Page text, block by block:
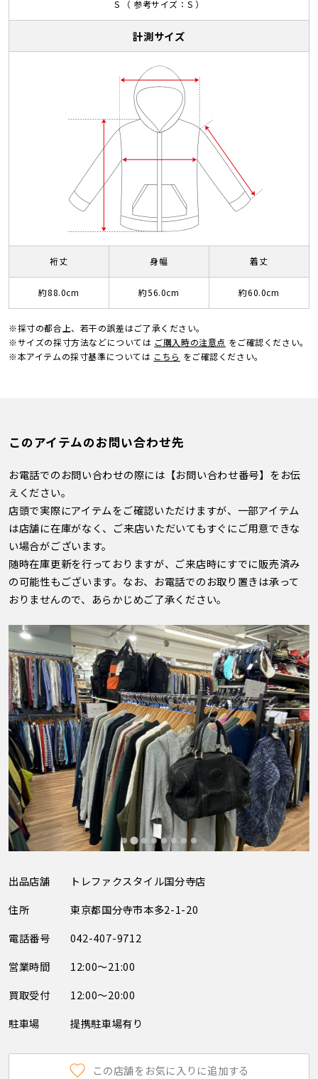
S （ 参考サイズ：S ）
計測サイズ
裄丈
約88.0cm
身幅
約56.0cm
着丈
約60.0cm
※採寸の都合上、若干の誤差はご了承ください。
※サイズの採寸方法などについては ご購入時の注意点 をご確認ください。
※本アイテムの採寸基準については こちら をご確認ください。
このアイテムのお問い合わせ先
お電話でのお問い合わせの際には【お問い合わせ番号】をお伝
えください。
店頭で実際にアイテムをご確認いただけますが、一部アイテム
は店舗に在庫がなく、ご来店いただいてもすぐにご用意できな
い場合がございます。
随時在庫更新を行っておりますが、ご来店時にすでに販売済み
の可能性もございます。なお、お電話でのお取り置きは承って
おりませんので、あらかじめご了承ください。
出品店舗
トレファクスタイル国分寺店
住所
東京都国分寺市本多2-1-20
電話番号
042-407-9712
営業時間
12:00～21:00
買取受付
12:00～20:00
駐車場
提携駐車場有り
この店舗をお気に入りに追加する